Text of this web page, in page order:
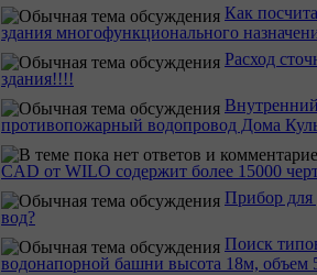
Как
здания многофункционального
Расход
здания!!!!
противопожарный водопровод Дома
CAD от WILO содержит более 15000
Прибор для
вод?
Поиск
водонапорной башни высота 18м, объем